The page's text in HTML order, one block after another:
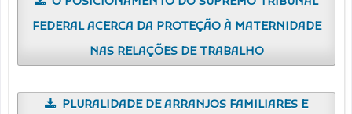
FEDERAL ACERCA DA PROTEÇÃO À MATERNIDADE
NAS RELAÇÕES DE TRABALHO
PLURALIDADE DE ARRANJOS FAMILIARES E